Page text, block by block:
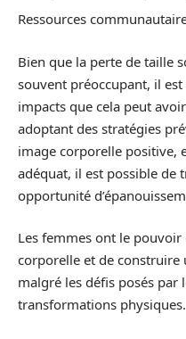
Ressources
Bien que la perte de taille
souvent préoccupant, il
impacts que cela peut
adoptant des stratégies
image corporelle positive,
adéquat, il est possible de
opportunité
Les femmes ont le
corporelle et de construire
malgré les défis posés par
transformations physiques.